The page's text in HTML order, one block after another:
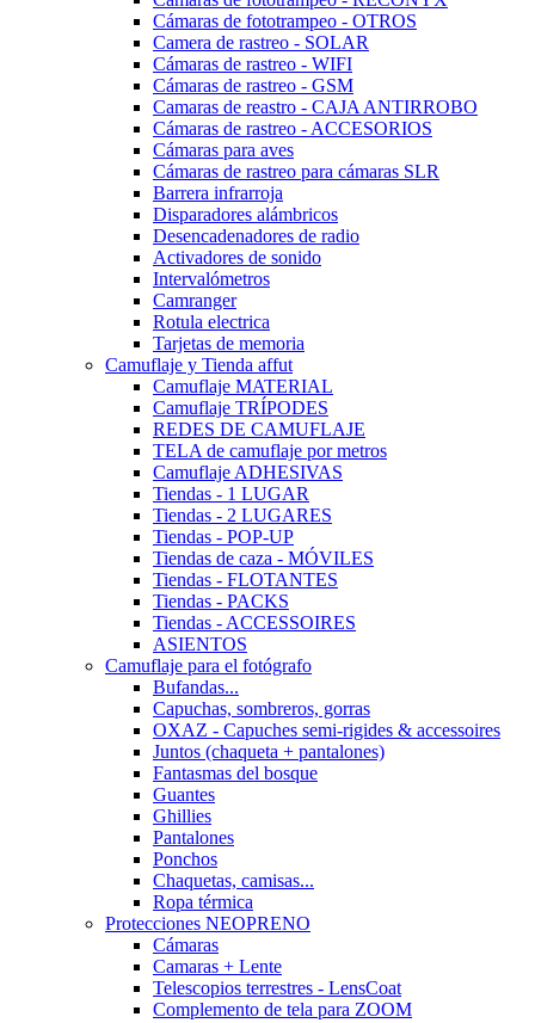
Cámaras de fototrampeo - OTROS
Camera de rastreo - SOLAR
Cámaras de rastreo - WIFI
Cámaras de rastreo - GSM
Camaras de reastro - CAJA ANTIRROBO
Cámaras de rastreo - ACCESORIOS
Cámaras para aves
Cámaras de rastreo para cámaras SLR
Barrera infrarroja
Disparadores alámbricos
Desencadenadores de radio
Activadores de sonido
Intervalómetros
Camranger
Rotula electrica
Tarjetas de memoria
Camuflaje y Tienda affut
Camuflaje MATERIAL
Camuflaje TRÍPODES
REDES DE CAMUFLAJE
TELA de camuflaje por metros
Camuflaje ADHESIVAS
Tiendas - 1 LUGAR
Tiendas - 2 LUGARES
Tiendas - POP-UP
Tiendas de caza - MÓVILES
Tiendas - FLOTANTES
Tiendas - PACKS
Tiendas - ACCESSOIRES
ASIENTOS
Camuflaje para el fotógrafo
Bufandas...
Capuchas, sombreros, gorras
OXAZ - Capuches semi-rigides & accessoires
Juntos (chaqueta + pantalones)
Fantasmas del bosque
Guantes
Ghillies
Pantalones
Ponchos
Chaquetas, camisas...
Ropa térmica
Protecciones NEOPRENO
Cámaras
Camaras + Lente
Telescopios terrestres - LensCoat
Complemento de tela para ZOOM